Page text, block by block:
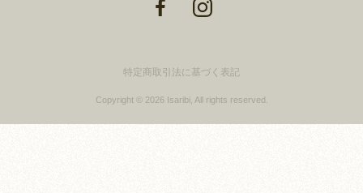
特定商取引法に基づく表記
Copyright © 2026 Isaribi, All rights reserved.